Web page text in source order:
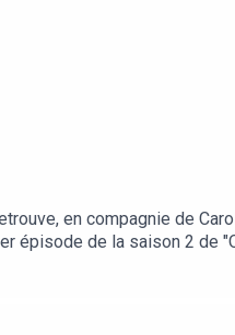
en compagnie de
épisode de la saison 2 de
les comprendre. "On